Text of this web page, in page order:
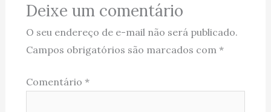
Deixe um comentário
O seu endereço de e-mail não será publicado.
Campos obrigatórios são marcados com *
Comentário *